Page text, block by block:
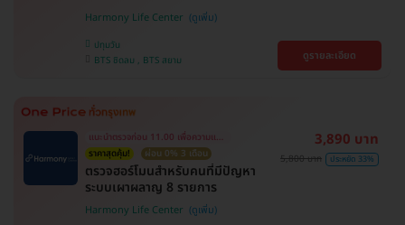
Harmony Life Center
ปทุมวัน
BTS ชิดลม , BTS สยาม
ดูรายละเอียด
แนะนำตรวจก่อน 11.00 เพื่อความแม่นยำ
ราคาสุดคุ้ม!
ผ่อน 0% 3 เดือน
ตรวจฮอร์โมนสำหรับคนที่มีปัญหา
ระบบเผาผลาญ 8 รายการ
Harmony Life Center
3,890 บาท
5,800 บาท ประหยัด 33%